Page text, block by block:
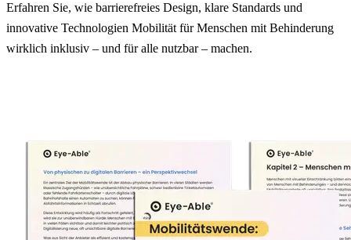
Erfahren Sie, wie barrierefreies Design, klare Standards und
innovative Technologien Mobilität für Menschen mit Behinderung
wirklich inklusiv – und für alle nutzbar – machen.